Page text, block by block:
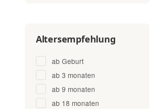
Altersempfehlung
ab Geburt
ab 3 monaten
ab 9 monaten
ab 18 monaten